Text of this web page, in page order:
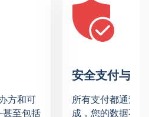
造而成的馬車緩緩駛過舞台。
式滑冰運動員精心打造的令人
如逃離皇家舞會，以及神秘
觀眾。歡迎來到Megasport，
受美好的心情！
體育宮舉行。
方和可
至包括
安全支付与数
所有支付都通过
成，您的数据不